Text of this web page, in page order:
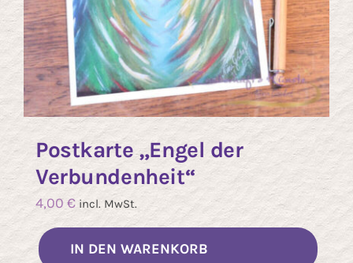
Postkarte „Engel der
Verbundenheit“
4,00 € incl. MwSt.
IN DEN WARENKORB